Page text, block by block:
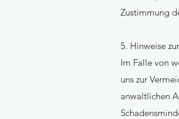
Zustimmung
5. Hinweise
Im Falle von
uns zur
anwaltlichen